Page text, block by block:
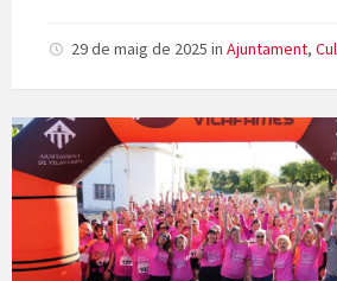
29 de maig de 2025 in Ajuntament,